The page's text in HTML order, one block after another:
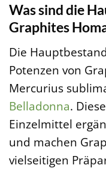
Was sind die
Graphites
Die
Potenzen von
Mercurius
Belladonna.
Einzelmittel
und machen
vielseitigen